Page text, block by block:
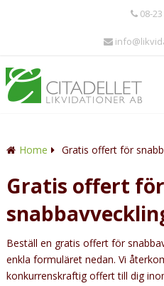
08-23
Home Gratis offert för
Gratis offert för
Beställ en gratis offert för
enkla formuläret nedan. Vi
konkurrenskraftig offert till dig